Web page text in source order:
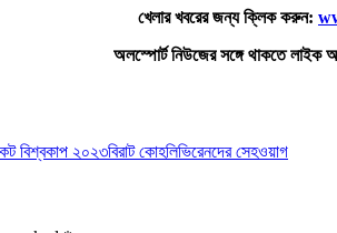
খেলার খবরের জন্য ক্লিক করুন:
অলস্পোর্ট নিউজের সঙ্গে থাকতে
বিশ্বকাপ ২০২৩বিরাট কোহলিভিরেনদের সেহওয়াগ